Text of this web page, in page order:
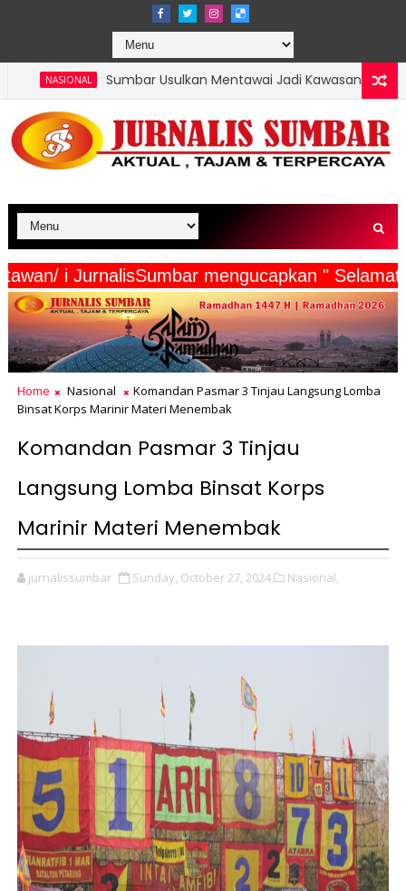
Usulkan Mentawai Jadi Kawasan Tambak Udang
Wartawan/ i JurnalisSumbar mengucapkan "
Home Nasional
Komandan Pasmar 3 Tinjau Langsung Lomba
Binsat Korps Marinir Materi Menembak
Komandan Pasmar 3 Tinjau
Langsung Lomba Binsat Korps
Marinir Materi Menembak
jurnalissumbar Sunday, October 27, 2024 Nasional,